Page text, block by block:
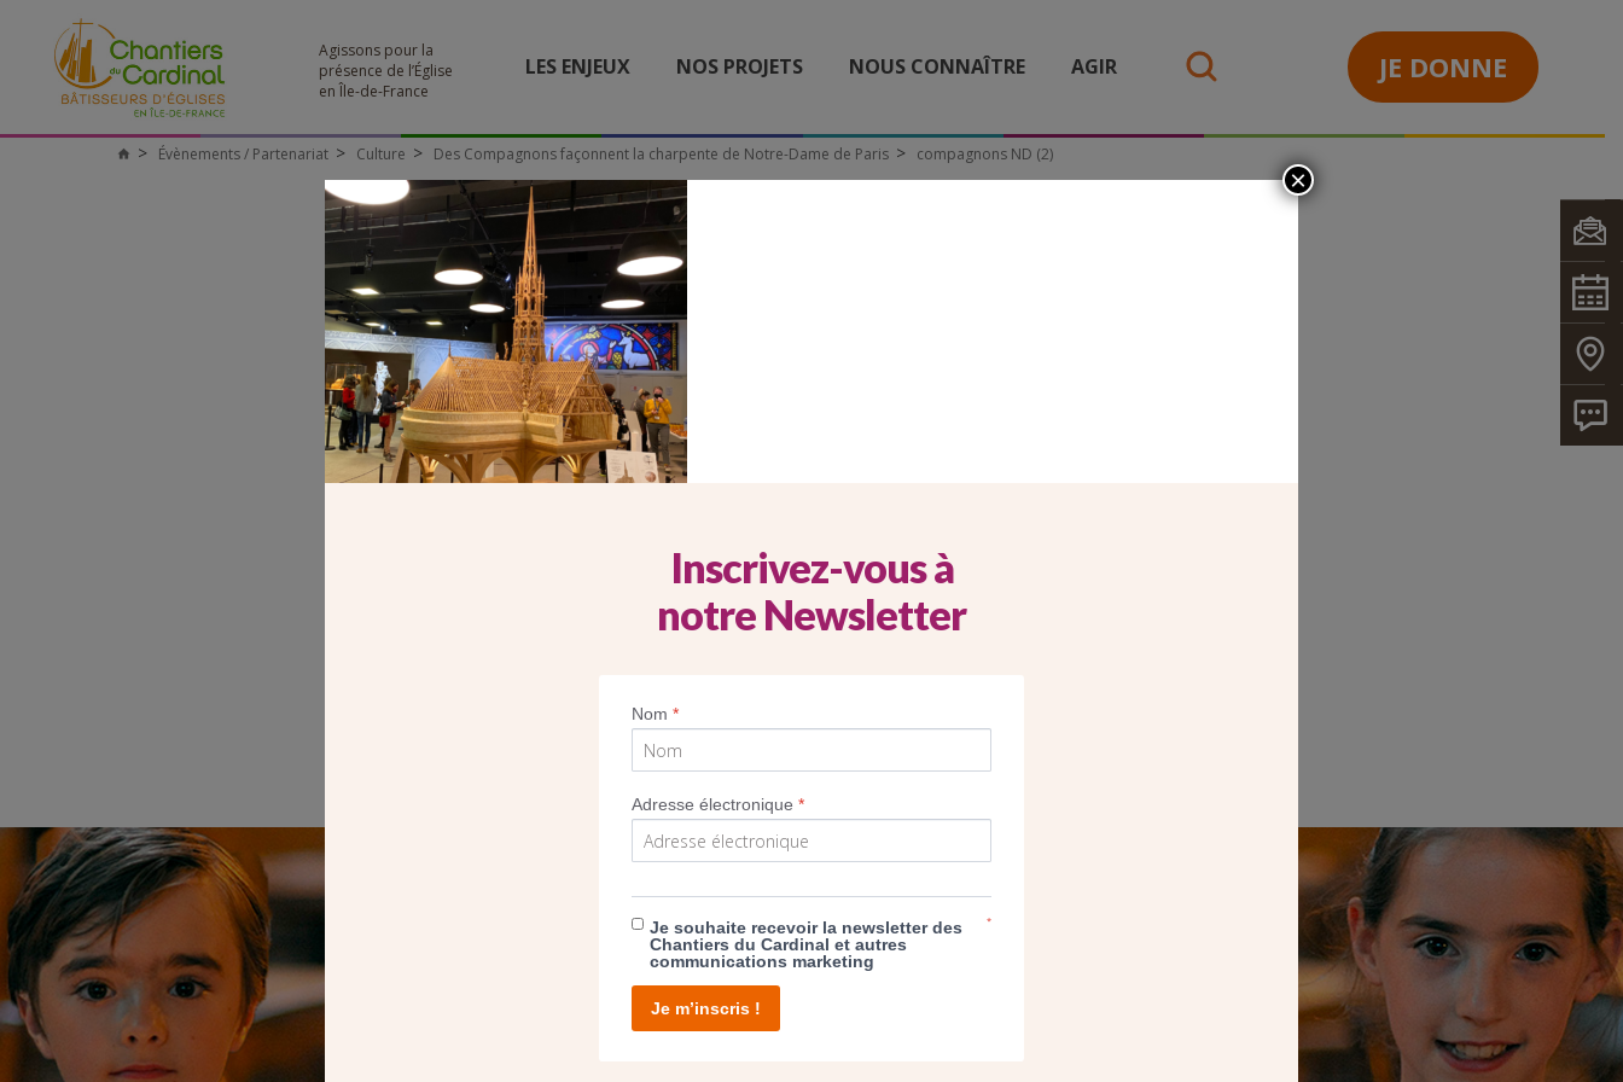
Agissons pour la
présence de l’Église
en Île-de-France
LES ENJEUX NOS PROJETS NOUS CONNAÎTRE AGIR JE DONNE
Chantiers
Évènements / Partenariat Culture Des Compagnons façonnent la charpente de Notre-Dame de Paris compagnons ND (2)
COMPAGNONS ND (2)
NOUS PERMET D’AGIR
Inscrivez-vous à
notre Newsletter
Nom*
Adresse électronique*
Je souhaite recevoir la newsletter des
Chantiers du Cardinal et autres
communications marketing
*
Je m’inscris !
×